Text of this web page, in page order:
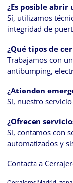
¿Es posible abrir
Sí, utilizamos
integridad de
¿Qué tipos de
Trabajamos con
antibumping,
¿Atienden
Sí, nuestro
¿Ofrecen
Sí, contamos con
automatizados y
Contacta a